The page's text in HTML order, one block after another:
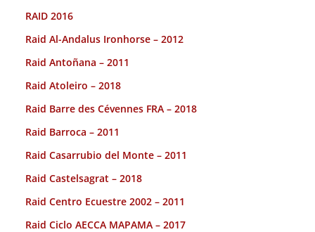
RAID 2016
Raid Al-Andalus Ironhorse – 2012
Raid Antoñana – 2011
Raid Atoleiro – 2018
Raid Barre des Cévennes FRA – 2018
Raid Barroca – 2011
Raid Casarrubio del Monte – 2011
Raid Castelsagrat – 2018
Raid Centro Ecuestre 2002 – 2011
Raid Ciclo AECCA MAPAMA – 2017